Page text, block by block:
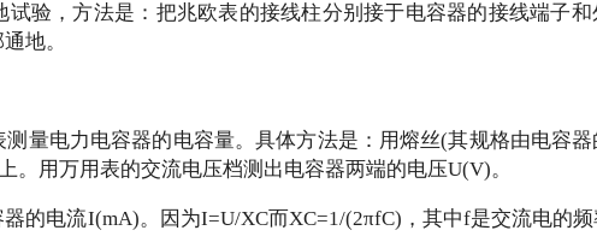
验，方法是：把兆欧表的接线柱分别接于电容器的接线端子和
地。
电力电容器的电容量。具体方法是：用熔丝(其规格由电容器
。用万用表的交流电压档测出电容器两端的电压U(V)。
的电流I(mA)。因为I=U/XC而XC=1/(2πfC)，其中f是交流电的